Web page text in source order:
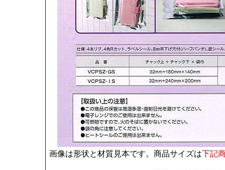
画像は形状と材質見本です。商品サイズは下記